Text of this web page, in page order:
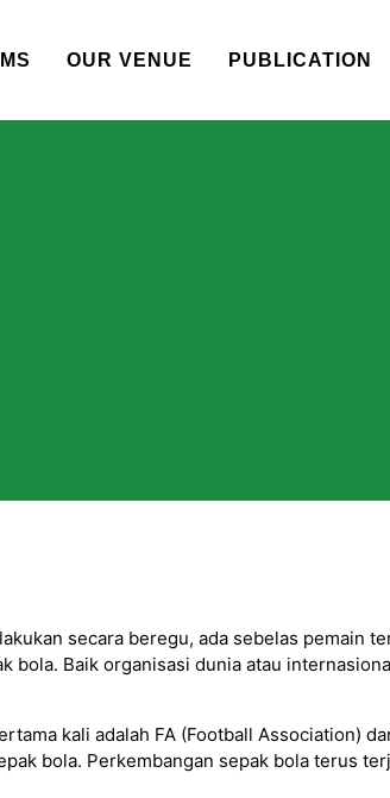
OUR VENUE PUBLICATION
secara beregu, ada sebelas pemain
bola. Baik organisasi dunia atau
kali adalah FA (Football Association)
bola. Perkembangan sepak bola terus